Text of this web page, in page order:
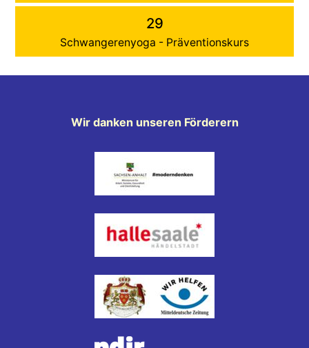
29
Schwangerenyoga - Präventionskurs
Wir danken unseren Förderern